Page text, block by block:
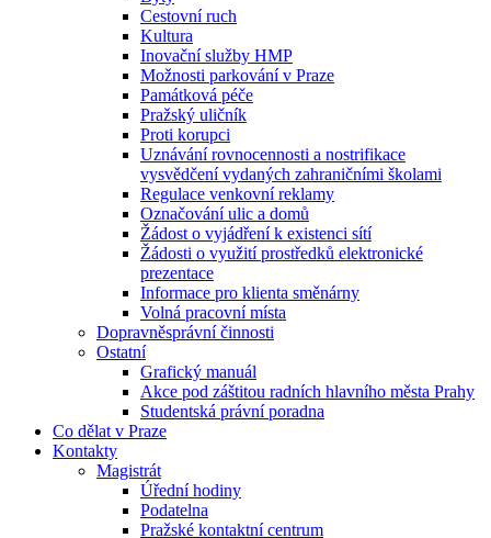
Cestovní ruch
Kultura
Inovační služby HMP
Možnosti parkování v Praze
Památková péče
Pražský uličník
Proti korupci
Uznávání rovnocennosti a nostrifikace
vysvědčení vydaných zahraničními školami
Regulace venkovní reklamy
Označování ulic a domů
Žádost o vyjádření k existenci sítí
Žádosti o využití prostředků elektronické
prezentace
Informace pro klienta směnárny
Volná pracovní místa
Dopravněsprávní činnosti
Ostatní
Grafický manuál
Akce pod záštitou radních hlavního města Prahy
Studentská právní poradna
Co dělat v Praze
Kontakty
Magistrát
Úřední hodiny
Podatelna
Pražské kontaktní centrum